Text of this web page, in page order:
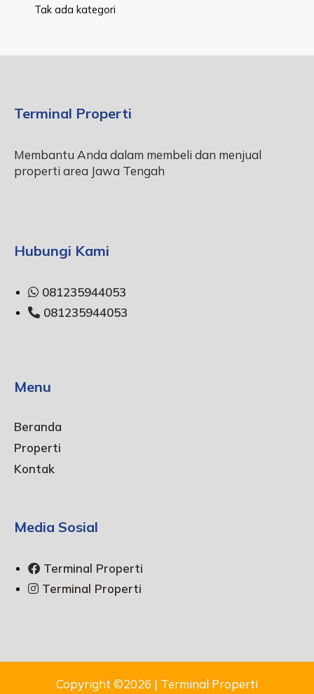
Tak ada kategori
Terminal Properti
Membantu Anda dalam membeli dan menjual
properti area Jawa Tengah
Hubungi Kami
081235944053
081235944053
Menu
Beranda
Properti
Kontak
Media Sosial
Terminal Properti
Terminal Properti
Copyright ©2026 | Terminal Properti